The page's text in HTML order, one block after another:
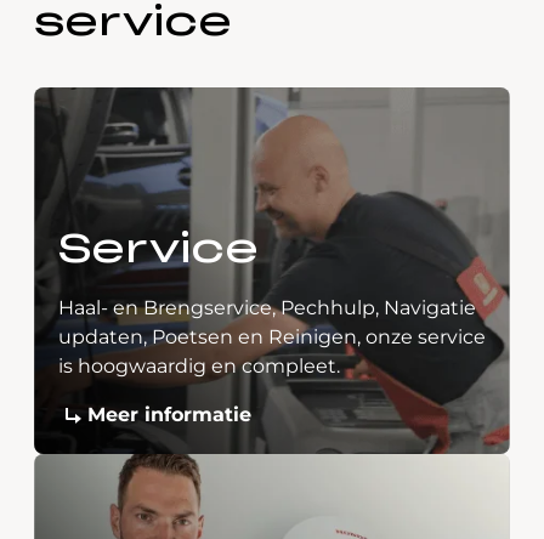
service
Service
Haal- en Brengservice, Pechhulp, Navigatie
updaten, Poetsen en Reinigen, onze service
is hoogwaardig en compleet.
Meer informatie